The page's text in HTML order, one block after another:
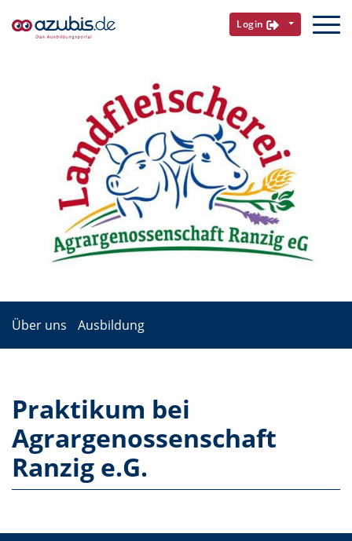
Login
Über uns Ausbildung
Praktikum bei
Agrargenossenschaft
Ranzig e.G.